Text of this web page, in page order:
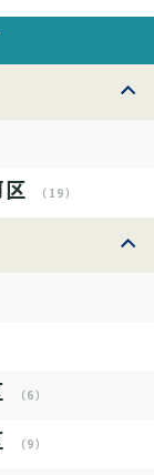
（19）
（6）
（9）